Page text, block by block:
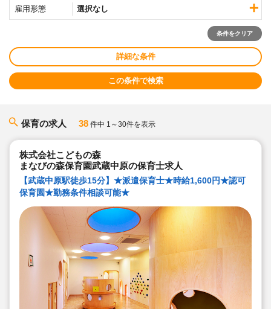
雇用形態 選択なし
条件をクリア
詳細な条件
この条件で検索
保育の求人 38 件中 1～30件を表示
株式会社こどもの森
まなびの森保育園武蔵中原の保育士求人
【武蔵中原駅徒歩15分】★派遣保育士★時給1,600円★認可
保育園★勤務条件相談可能★